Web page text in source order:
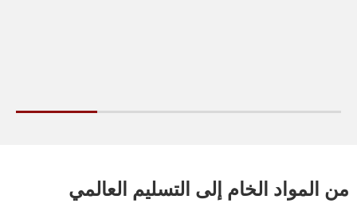
من المواد الخام إلى التسليم العالمي